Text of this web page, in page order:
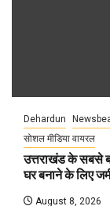
Dehardun
सोशल मीडिया वायरल
उत्तराखंड के सबसे
घर बनाने के लिए
August 8, 2026